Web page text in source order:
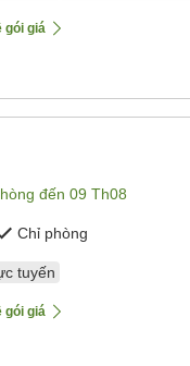
gói giá
đến 09 Th08
Chỉ phòng
tuyến
gói giá